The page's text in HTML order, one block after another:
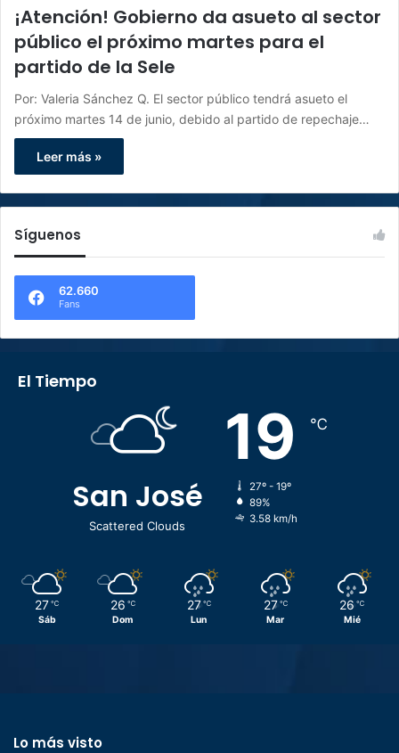
¡Atención! Gobierno da asueto al sector
público el próximo martes para el
partido de la Sele
Por: Valeria Sánchez Q. El sector público tendrá asueto el
próximo martes 14 de junio, debido al partido de repechaje…
Leer más »
Síguenos
62.660
Fans
El Tiempo
San José
Scattered Clouds
19 ℃
27º - 19º
89%
3.58 km/h
27 ℃
Sáb
26 ℃
Dom
27 ℃
Lun
27 ℃
Mar
26 ℃
Mié
Lo más visto